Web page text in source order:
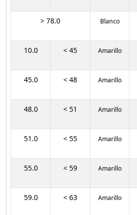
> 78.0 Blanco
10.0 < 45 Amarillo
45.0 < 48 Amarillo
48.0 < 51 Amarillo
51.0 < 55 Amarillo
55.0 < 59 Amarillo
59.0 < 63 Amarillo